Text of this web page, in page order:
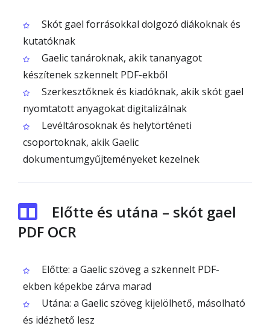
Skót gael forrásokkal dolgozó diákoknak és
kutatóknak
Gaelic tanároknak, akik tananyagot
készítenek szkennelt PDF-ekből
Szerkesztőknek és kiadóknak, akik skót gael
nyomtatott anyagokat digitalizálnak
Levéltárosoknak és helytörténeti
csoportoknak, akik Gaelic
dokumentumgyűjteményeket kezelnek
Előtte és utána – skót gael
PDF OCR
Előtte: a Gaelic szöveg a szkennelt PDF-
ekben képekbe zárva marad
Utána: a Gaelic szöveg kijelölhető, másolható
és idézhető lesz